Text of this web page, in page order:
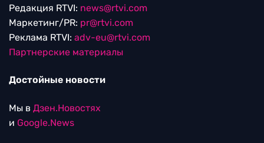
Редакция RTVI: news@rtvi.com
Маркетинг/PR: pr@rtvi.com
Реклама RTVI: adv-eu@rtvi.com
Партнерские материалы
Достойные новости
Мы в Дзен.Новостях
и Google.News